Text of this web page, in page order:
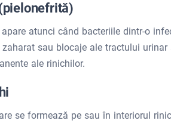
atunci când bacteriile dintr-o
zaharat sau blocaje ale tractului
ale rinichilor.
se formează pe sau în interiorul